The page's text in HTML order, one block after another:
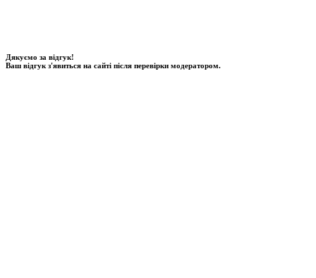
Дякуємо за відгук!
Ваш відгук з'явиться на сайті після перевірки модератором.